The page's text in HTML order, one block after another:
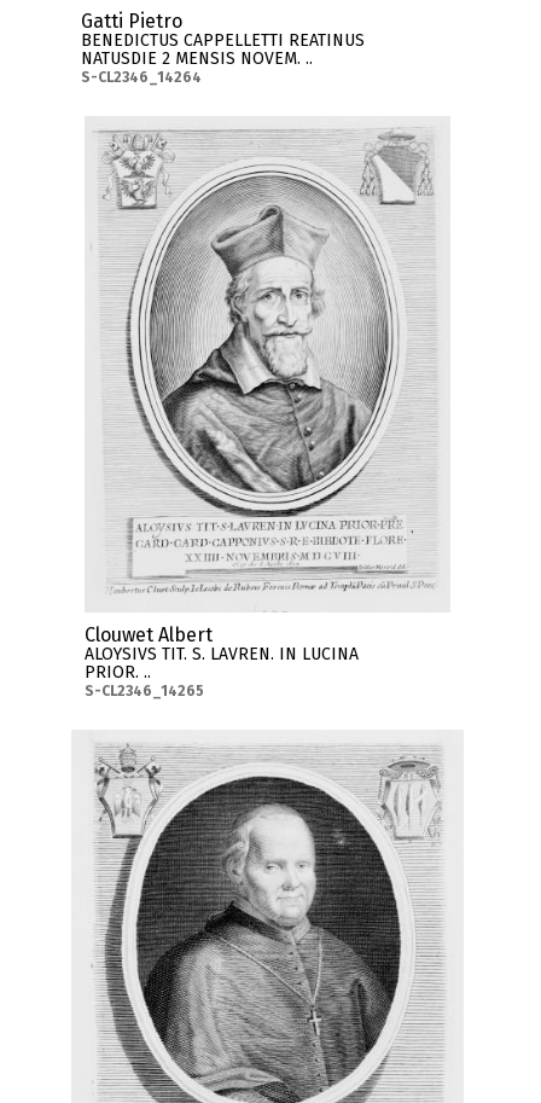
Gatti Pietro
BENEDICTUS CAPPELLETTI REATINUS
NATUSDIE 2 MENSIS NOVEM. ..
S-CL2346_14264
Clouwet Albert
ALOYSIVS TIT. S. LAVREN. IN LUCINA
PRIOR. ..
S-CL2346_14265